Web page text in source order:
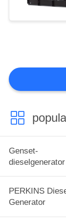
de
Genset-
dieselgenerator
PERKINS
Generator